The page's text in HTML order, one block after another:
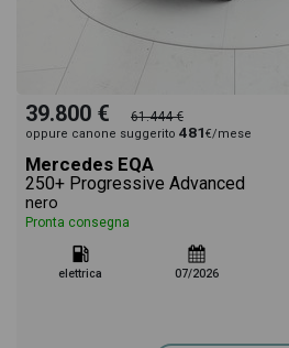
39.800 € 61.444 €
oppure canone suggerito 481€/mese
Mercedes EQA
250+ Progressive Advanced
nero
Pronta consegna
elettrica 07/2026